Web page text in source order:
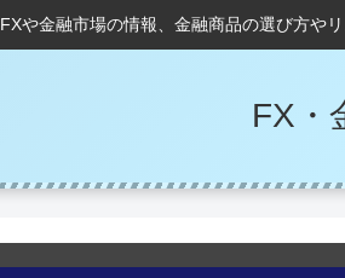
FXや金融市場の情報、金融商品の選び方や
FX・